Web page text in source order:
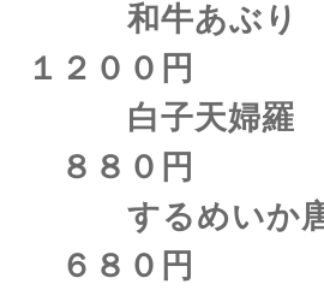
和牛あ
１２００円
白子天
８８０円
するめい
６８０円